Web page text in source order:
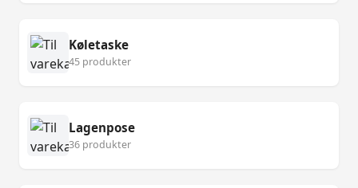
Køletaske
45 produkter
Lagenpose
36 produkter